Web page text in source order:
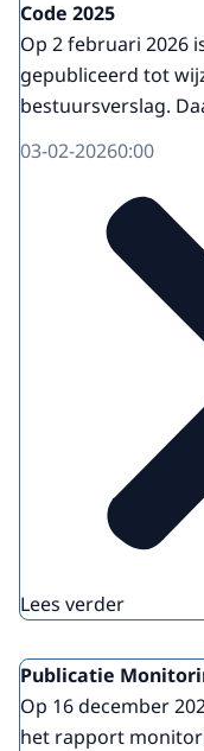
Code 2025
Op 2 februari 2026
gepubliceerd tot
bestuursverslag.
03-02-20260:00
Lees verder
Publicatie
Op 16 december
het rapport